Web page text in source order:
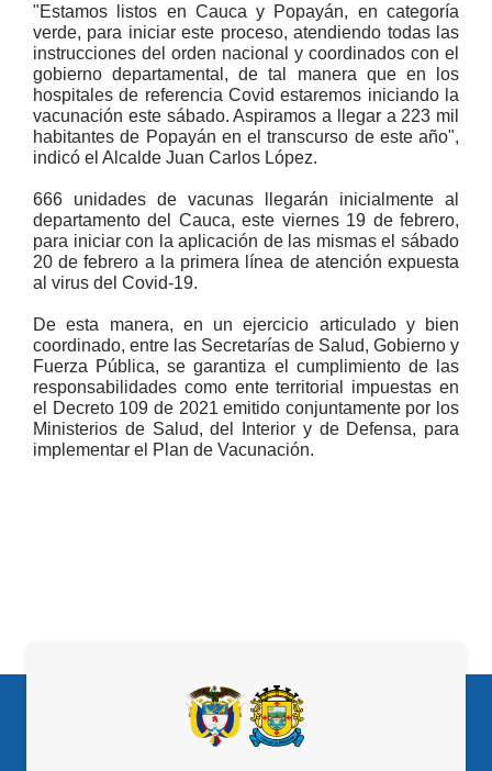
"Estamos listos en Cauca y Popayán, en categoría
verde, para iniciar este proceso, atendiendo todas las
instrucciones del orden nacional y coordinados con el
gobierno departamental, de tal manera que en los
hospitales de referencia Covid estaremos iniciando la
vacunación este sábado. Aspiramos a llegar a 223 mil
habitantes de Popayán en el transcurso de este año",
indicó el Alcalde Juan Carlos López.
666 unidades de vacunas llegarán inicialmente al
departamento del Cauca, este viernes 19 de febrero,
para iniciar con la aplicación de las mismas el sábado
20 de febrero a la primera línea de atención expuesta
al virus del Covid-19.
De esta manera, en un ejercicio articulado y bien
coordinado, entre las Secretarías de Salud, Gobierno y
Fuerza Pública, se garantiza el cumplimiento de las
responsabilidades como ente territorial impuestas en
el Decreto 109 de 2021 emitido conjuntamente por los
Ministerios de Salud, del Interior y de Defensa, para
implementar el Plan de Vacunación.